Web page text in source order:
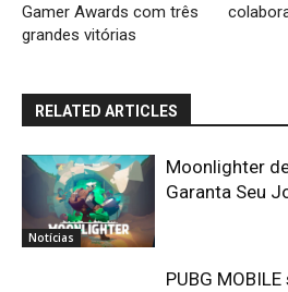
Gamer Awards com três
grandes vitórias
RELATED ARTICLES
Notícias
Moonlighter
Garanta Seu
PUBG